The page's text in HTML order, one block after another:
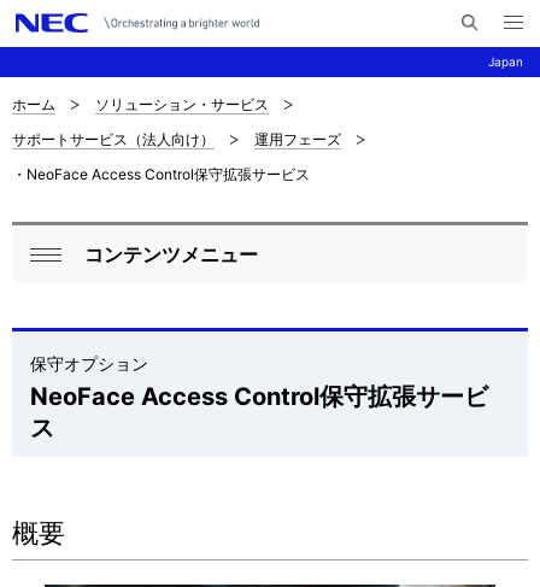
Japan
イ
メ
ニ
ュ
ナ
ビ
ー
ン
サ
イ
内
現
在
位
ホーム
ソリューション・サービス
サポートサービス（法人向け）
運用フェーズ
・NeoFace Access Control保守拡張サービス
ロ
カ
ル
ナ
ゲ
コンテンツメニュー
NeoFace Access Control保守拡張サービ
ス
保守オプション
概要